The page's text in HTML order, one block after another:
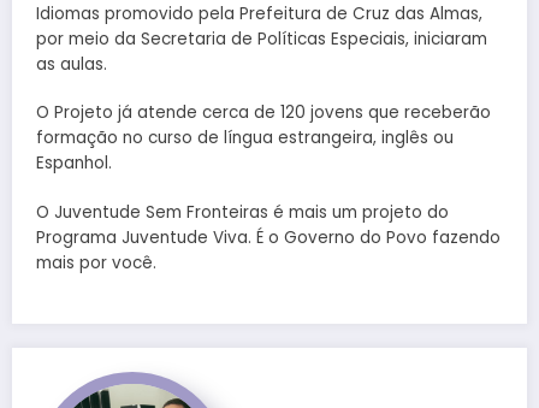
Idiomas promovido pela Prefeitura de Cruz das Almas,
por meio da Secretaria de Políticas Especiais, iniciaram
as aulas.
O Projeto já atende cerca de 120 jovens que receberão
formação no curso de língua estrangeira, inglês ou
Espanhol.
O Juventude Sem Fronteiras é mais um projeto do
Programa Juventude Viva. É o Governo do Povo fazendo
mais por você.